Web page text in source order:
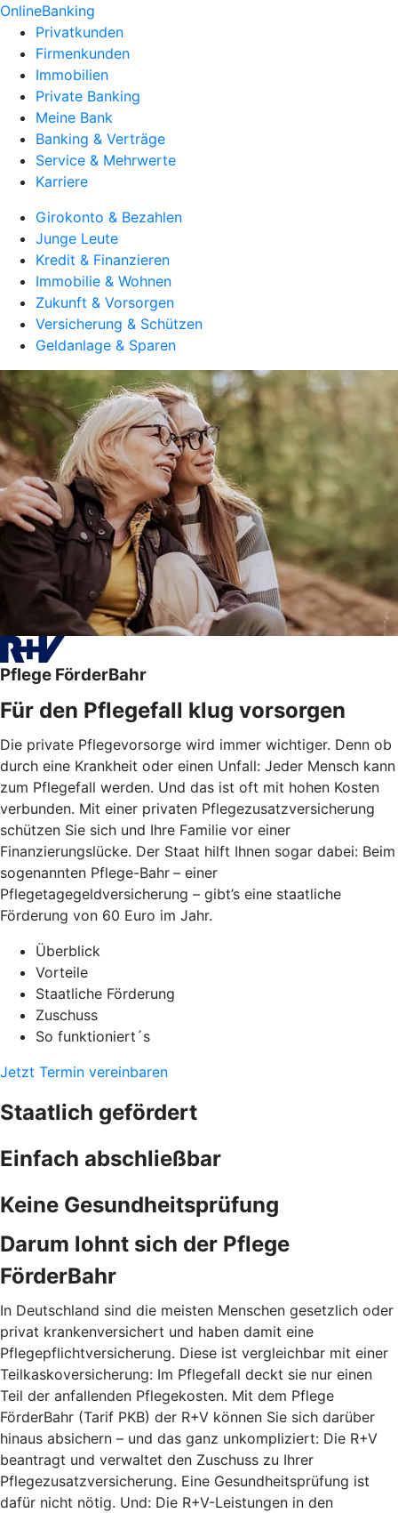
OnlineBanking
Privatkunden
Firmenkunden
Immobilien
Private Banking
Meine Bank
Banking & Verträge
Service & Mehrwerte
Karriere
Girokonto & Bezahlen
Junge Leute
Kredit & Finanzieren
Immobilie & Wohnen
Zukunft & Vorsorgen
Versicherung & Schützen
Geldanlage & Sparen
Pflege FörderBahr
Für den Pflegefall klug vorsorgen
Die private Pflegevorsorge wird immer wichtiger. Denn ob
durch eine Krankheit oder einen Unfall: Jeder Mensch kann
zum Pflegefall werden. Und das ist oft mit hohen Kosten
verbunden. Mit einer privaten Pflegezusatzversicherung
schützen Sie sich und Ihre Familie vor einer
Finanzierungslücke. Der Staat hilft Ihnen sogar dabei: Beim
sogenannten Pflege-Bahr – einer
Pflegetagegeldversicherung – gibt’s eine staatliche
Förderung von 60 Euro im Jahr.
Überblick
Vorteile
Staatliche Förderung
Zuschuss
So funktioniert´s
Jetzt Termin vereinbaren
Staatlich gefördert
Einfach abschließbar
Keine Gesundheitsprüfung
Darum lohnt sich der Pflege
FörderBahr
In Deutschland sind die meisten Menschen gesetzlich oder
privat krankenversichert und haben damit eine
Pflegepflichtversicherung. Diese ist vergleichbar mit einer
Teilkaskoversicherung: Im Pflegefall deckt sie nur einen
Teil der anfallenden Pflegekosten. Mit dem Pflege
FörderBahr (Tarif PKB) der R+V können Sie sich darüber
hinaus absichern – und das ganz unkompliziert: Die R+V
beantragt und verwaltet den Zuschuss zu Ihrer
Pflegezusatzversicherung. Eine Gesundheitsprüfung ist
dafür nicht nötig. Und: Die R+V-Leistungen in den